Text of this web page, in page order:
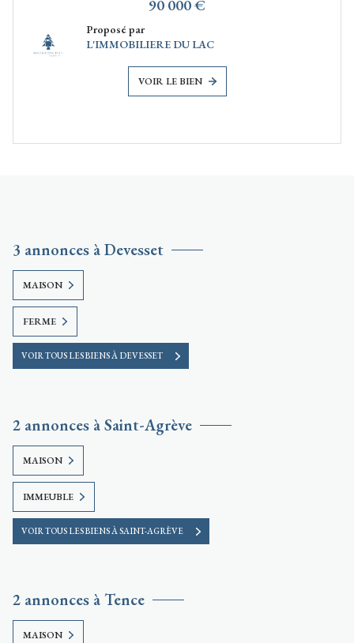
90 000 €
Proposé par
L'IMMOBILIERE DU LAC
VOIR LE BIEN
3 annonces à Devesset
MAISON
FERME
VOIR TOUS LES BIENS À DEVESSET
2 annonces à Saint-Agrève
MAISON
IMMEUBLE
VOIR TOUS LES BIENS À SAINT-AGRÈVE
2 annonces à Tence
MAISON